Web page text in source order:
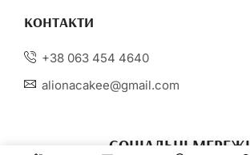
КОНТАКТИ
+38 063 454 4640
alionacakee@gmail.com
СОЦІАЛЬНІ МЕРЕЖІ